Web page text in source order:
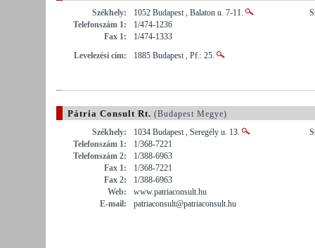
Székhely:
1052 Budapest , Balaton u. 7-11.
Telefonszám 1:
1/474-1236
Fax 1:
1/474-1333
Levelezési cím:
1885 Budapest , Pf.: 25.
Pátria Consult Rt. (Budapest Megye)
Székhely:
1034 Budapest , Seregély u. 13.
Telefonszám 1:
1/368-7221
Telefonszám 2:
1/388-6963
Fax 1:
1/368-7221
Fax 2:
1/388-6963
Web:
www.patriaconsult.hu
E-mail:
patriaconsult@patriaconsult.hu